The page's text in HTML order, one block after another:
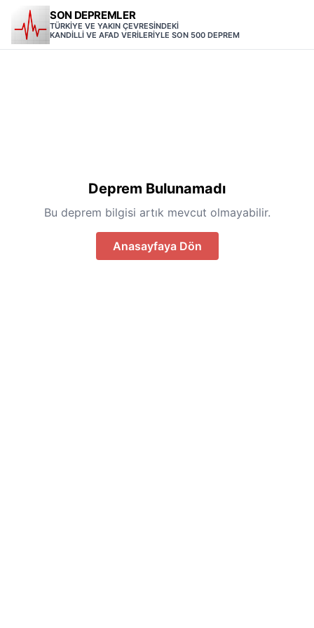
SON DEPREMLER
TÜRKİYE VE YAKIN ÇEVRESİNDEKİ
KANDİLLİ VE AFAD VERİLERİYLE SON 500 DEPREM
Deprem Bulunamadı
Bu deprem bilgisi artık mevcut olmayabilir.
Anasayfaya Dön